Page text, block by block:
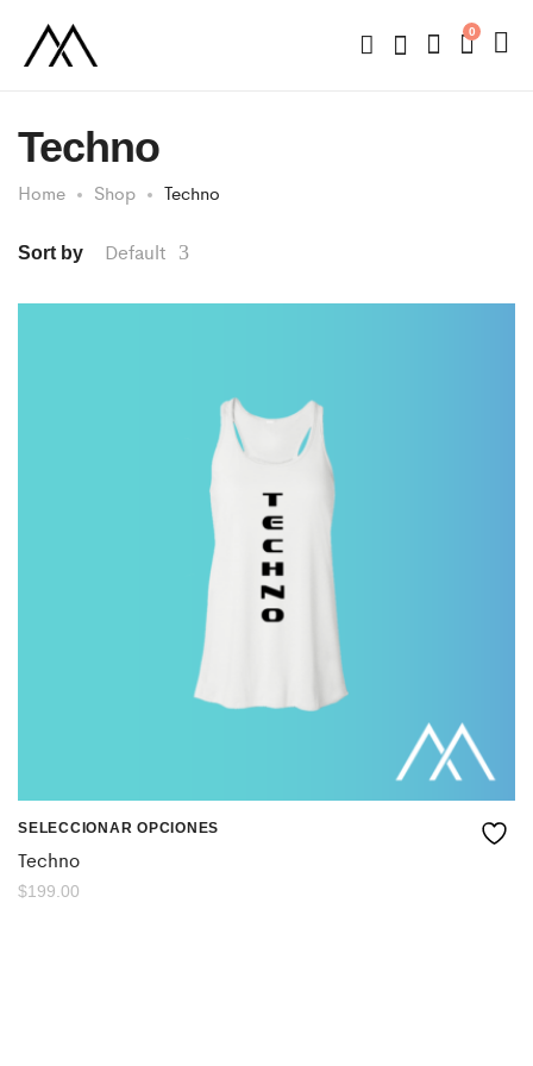
0
Techno
Home Shop Techno
Sort by Default
SELECCIONAR OPCIONES
Techno
$199.00